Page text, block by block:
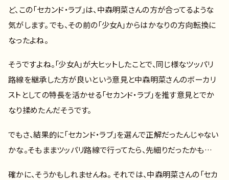
ど、この「セカンド・ラブ」は、中森明菜さんの方が合ってるような
気がします。 でも、その前の「少女A」からはかなりの方向転換に
なったよね。
そうですよね。「少女A」が大ヒットしたことで、同じ様なツッパリ
路線を継承した方が良いという意見と中森明菜さんのボーカリ
ストとしての特長を活かせる「セカンド・ラブ」を推す意見とでか
なり揉めたんだそうです。
でもさ、結果的に「セカンド・ラブ」を選んで正解だったんじゃない
かな。そもままツッパリ路線で行ってたら、先細りだったかも…
確かに、そうかもしれませんね。 それでは、中森明菜さんの「セカ